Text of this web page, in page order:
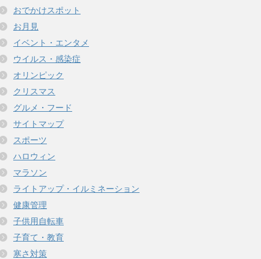
おでかけスポット
お月見
イベント・エンタメ
ウイルス・感染症
オリンピック
クリスマス
グルメ・フード
サイトマップ
スポーツ
ハロウィン
マラソン
ライトアップ・イルミネーション
健康管理
子供用自転車
子育て・教育
寒さ対策